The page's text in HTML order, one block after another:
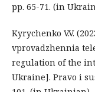
рр. 65-71. (in
Kyrychenko V.V.
vprovadzhennia
regulation of the
Ukraine]. Pravo i